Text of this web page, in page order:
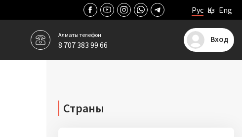
Рус Қаз Eng
Алматы телефон
8 707 383 99 66
Вход
Страны